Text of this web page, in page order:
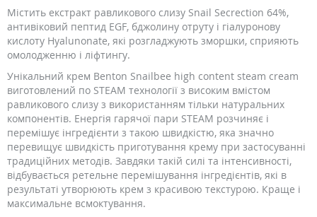
Містить екстракт равликового слизу Snail Secrection 64%,
антивіковий пептид EGF, бджолину отруту і гіалуронову
кислоту Hyalunonate, які розгладжують зморшки, сприяють
омолодженню і ліфтингу.
Унікальний крем Benton Snailbee high content steam cream
виготовлений по STEAM технології з високим вмістом
равликового слизу з використанням тільки натуральних
компонентів. Енергія гарячої пари STEAM розчиняє і
перемішує інгредієнти з такою швидкістю, яка значно
перевищує швидкість приготування крему при застосуванні
традиційних методів. Завдяки такій силі та інтенсивності,
відбувається ретельне перемішування інгредієнтів, які в
результаті утворюють крем з красивою текстурою. Краще і
максимальне всмоктування.